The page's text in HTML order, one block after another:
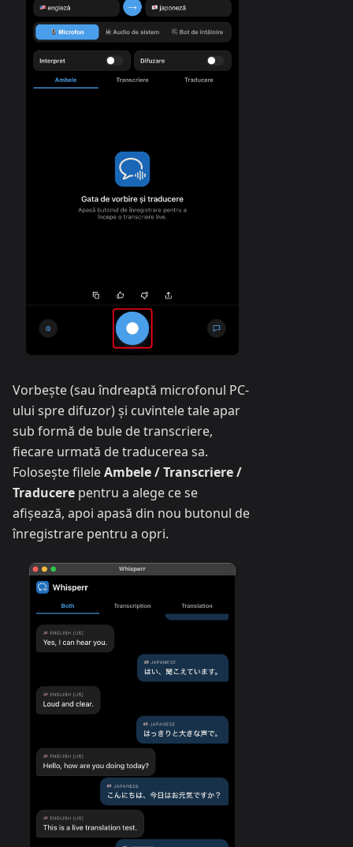
Vorbește (sau îndreaptă microfonul PC-
ului spre difuzor) și cuvintele tale apar
sub formă de bule de transcriere,
fiecare urmată de traducerea sa.
Folosește fileleAmbele / Transcriere /
Traducere pentru a alege ce se
afișează, apoi apasă din nou butonul de
înregistrare pentru a opri.